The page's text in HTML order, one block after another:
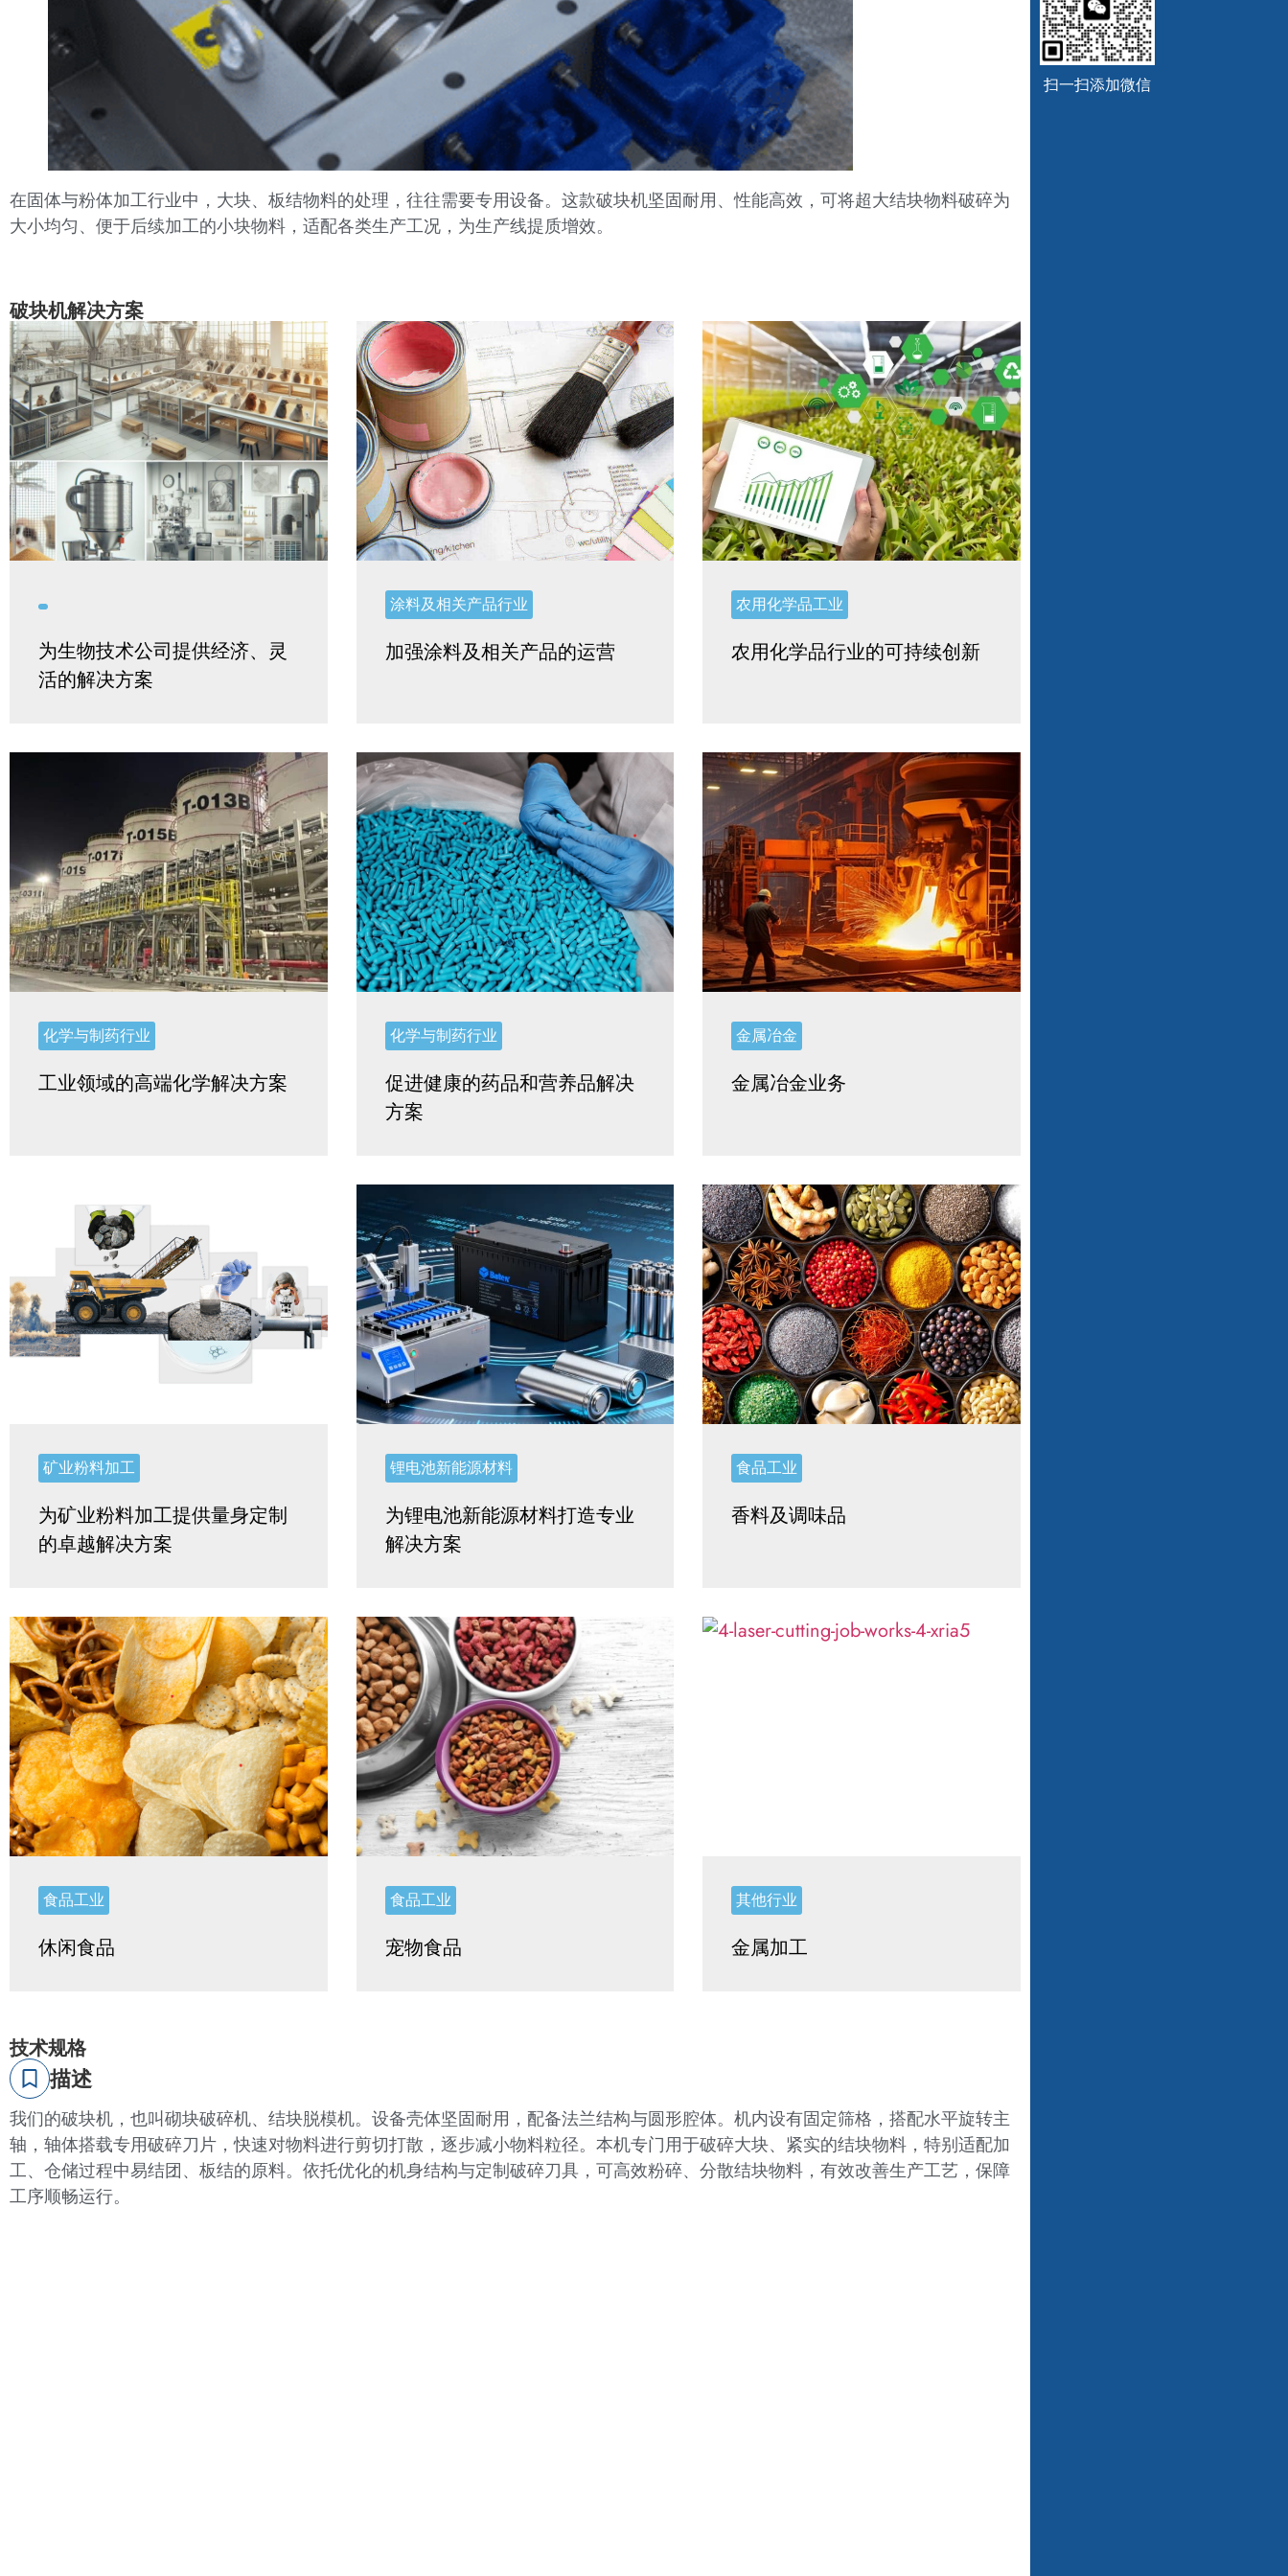
扫一扫添加微信
在固体与粉体加工行业中，大块、板结物料的处理，往往需要专用设备。这款破块机坚固耐用、性能高效，可将超大结块物料破碎为
大小均匀、便于后续加工的小块物料，适配各类生产工况，为生产线提质增效。
破块机解决方案
为生物技术公司提供经济、灵
活的解决方案
涂料及相关产品行业
加强涂料及相关产品的运营
农用化学品工业
农用化学品行业的可持续创新
化学与制药行业
工业领域的高端化学解决方案
化学与制药行业
促进健康的药品和营养品解决
方案
金属冶金
金属冶金业务
矿业粉料加工
为矿业粉料加工提供量身定制
的卓越解决方案
锂电池新能源材料
为锂电池新能源材料打造专业
解决方案
食品工业
香料及调味品
食品工业
休闲食品
食品工业
宠物食品
其他行业
金属加工
技术规格
描述
我们的破块机，也叫砌块破碎机、结块脱模机。设备壳体坚固耐用，配备法兰结构与圆形腔体。机内设有固定筛格，搭配水平旋转主
轴，轴体搭载专用破碎刀片，快速对物料进行剪切打散，逐步减小物料粒径。本机专门用于破碎大块、紧实的结块物料，特别适配加
工、仓储过程中易结团、板结的原料。依托优化的机身结构与定制破碎刀具，可高效粉碎、分散结块物料，有效改善生产工艺，保障
工序顺畅运行。